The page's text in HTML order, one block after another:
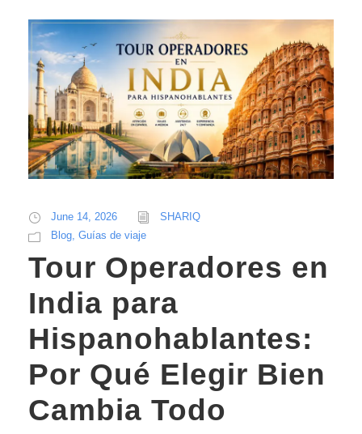
June 14, 2026
SHARIQ
Blog, Guías de viaje
Tour Operadores en
India para
Hispanohablantes:
Por Qué Elegir Bien
Cambia Todo